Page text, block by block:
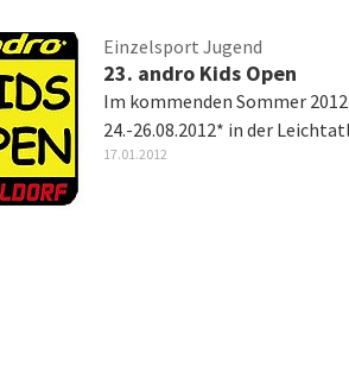
Einzelsport Jugend
23. andro Kids Open
Im kommenden Sommer
24.-26.08.2012* in der
17.01.2012